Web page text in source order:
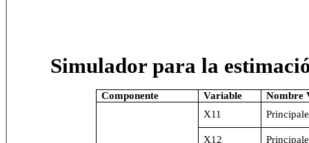
Simulador para la
Componente Variable Nombre
X11
X12